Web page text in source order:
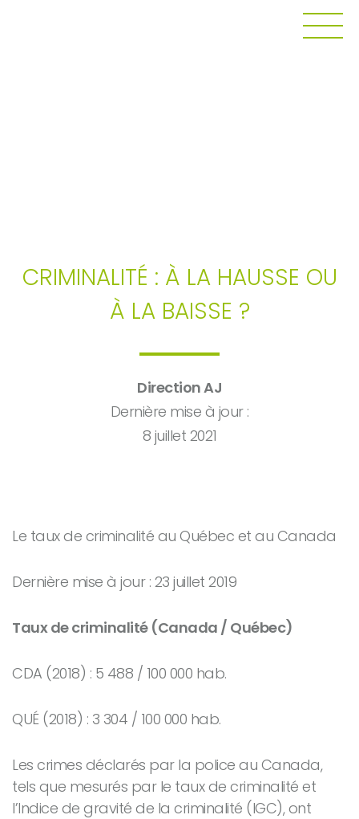
CRIMINALITÉ : À LA HAUSSE OU
À LA BAISSE ?
Direction AJ
Dernière mise à jour :
8 juillet 2021
Le taux de criminalité au Québec et au Canada
Dernière mise à jour : 23 juillet 2019
Taux de criminalité (Canada / Québec)
CDA (2018) : 5 488 / 100 000 hab.
QUÉ (2018) : 3 304 / 100 000 hab.
Les crimes déclarés par la police au Canada,
tels que mesurés par le taux de criminalité et
l’Indice de gravité de la criminalité (IGC), ont